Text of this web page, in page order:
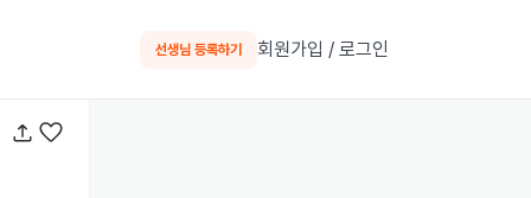
선생님 등록하기 회원가입 / 로그인